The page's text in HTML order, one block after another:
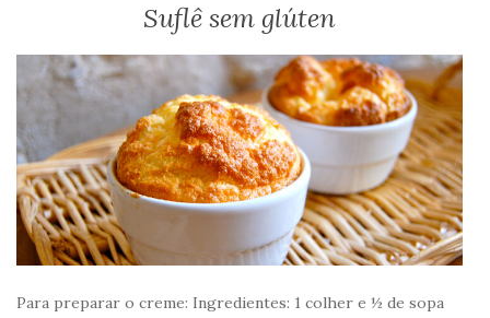
Suflê sem glúten
Para preparar o creme: Ingredientes: 1 colher e ½ de sopa